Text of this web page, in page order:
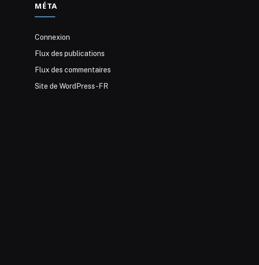
MÉTA
Connexion
Flux des publications
Flux des commentaires
Site de WordPress-FR